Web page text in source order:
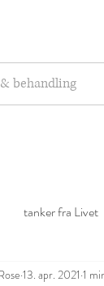
behandling
tanker fra Livet
13. apr. 2021 1